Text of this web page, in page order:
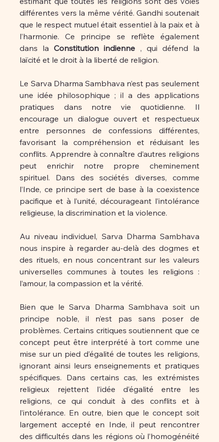
différentes vers la même vérité. Gandhi soutenait
que le respect mutuel était essentiel à la paix et à
l’harmonie. Ce principe se reflète également
dans la Constitution indienne , qui défend la
laïcité et le droit à la liberté de religion.
Le Sarva Dharma Sambhava n’est pas seulement
une idée philosophique ; il a des applications
pratiques dans notre vie quotidienne. Il
encourage un dialogue ouvert et respectueux
entre personnes de confessions différentes,
favorisant la compréhension et réduisant les
conflits. Apprendre à connaître d’autres religions
peut enrichir notre propre cheminement
spirituel. Dans des sociétés diverses, comme
l’Inde, ce principe sert de base à la coexistence
pacifique et à l’unité, décourageant l’intolérance
religieuse, la discrimination et la violence.
Au niveau individuel, Sarva Dharma Sambhava
nous inspire à regarder au-delà des dogmes et
des rituels, en nous concentrant sur les valeurs
universelles communes à toutes les religions :
l’amour, la compassion et la vérité.
Bien que le Sarva Dharma Sambhava soit un
principe noble, il n’est pas sans poser de
problèmes. Certains critiques soutiennent que ce
concept peut être interprété à tort comme une
mise sur un pied d’égalité de toutes les religions,
ignorant ainsi leurs enseignements et pratiques
spécifiques. Dans certains cas, les extrémistes
religieux rejettent l’idée d’égalité entre les
religions, ce qui conduit à des conflits et à
l’intolérance. En outre, bien que le concept soit
largement accepté en Inde, il peut rencontrer
des difficultés dans les régions où l’homogénéité